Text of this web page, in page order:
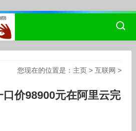
您现在的位置是： 主页 >互联网 >
价98900元在阿里云完